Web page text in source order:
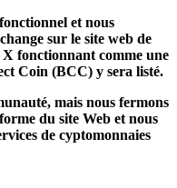
et nous
sur le site web de
fonctionnant comme une
Coin (BCC) y sera listé.
mais nous fermons
du site Web et nous
de cyptomonnaies